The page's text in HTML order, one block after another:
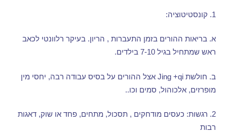
1. קונסטיטוציה:
א. בריאות ההורים בזמן התעברות , הריון. בעיקר רלוונטי לכאב
ראש שמתחיל בגיל7-10 בילדים.
ב. חולשתJing +qi אצל ההורים על בסיס עבודה רבה, יחסי מין
מופרזים,אלכוהול, סמים וכו..
2. רגשות: כעסים מודחקים ,תסכול, מתחים,פחד או שוק,דאגות
רבות